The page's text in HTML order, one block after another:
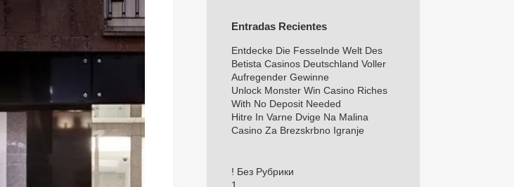
Entradas Recientes
Entdecke Die Fesselnde Welt Des
Betista Casinos Deutschland Voller
Aufregender Gewinne
Unlock Monster Win Casino Riches
With No Deposit Needed
Hitre In Varne Dvige Na Malina
Casino Za Brezskrbno Igranje
! Без Рубрики